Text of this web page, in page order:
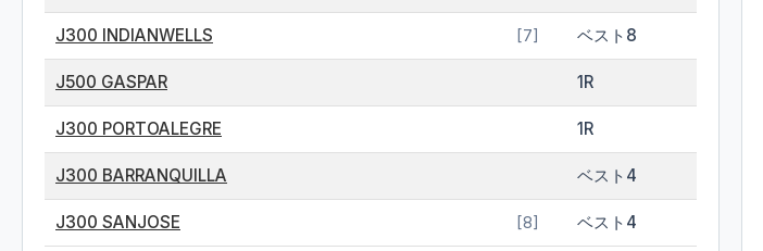
J300 INDIANWELLS [7] ベスト8
J500 GASPAR 1R
J300 PORTOALEGRE 1R
J300 BARRANQUILLA ベスト4
J300 SANJOSE [8] ベスト4